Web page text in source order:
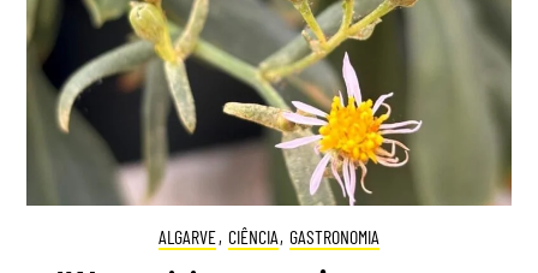
ALGARVE, CIÊNCIA, GASTRONOMIA